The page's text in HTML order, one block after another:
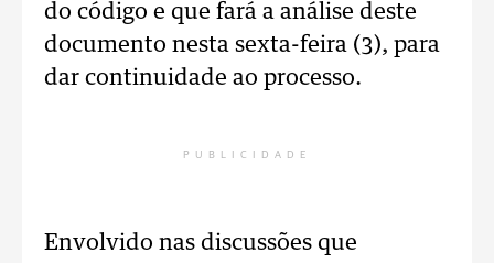
do código e que fará a análise deste
documento nesta sexta-feira (3), para
dar continuidade ao processo.
PUBLICIDADE
Envolvido nas discussões que